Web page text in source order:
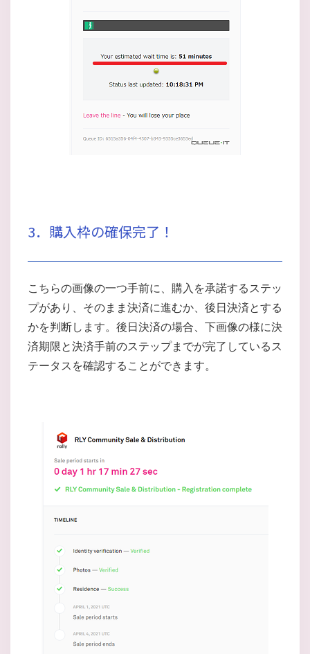
3．購入枠の確保完了！
こちらの画像の一つ手前に、購入を承諾するステッ
プがあり、そのまま決済に進むか、後日決済とする
かを判断します。後日決済の場合、下画像の様に決
済期限と決済手前のステップまでが完了しているス
テータスを確認することができます。